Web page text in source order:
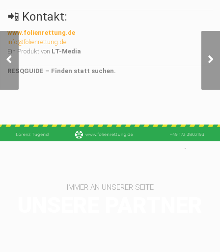
📲 Kontakt:
www.folienrettung.de
info@folienrettung.de
Ein Produkt von LT-Media
RESQGUIDE – Finden statt suchen.
Fahrzeugfolierung und
IMMER AN UNSERER SEITE